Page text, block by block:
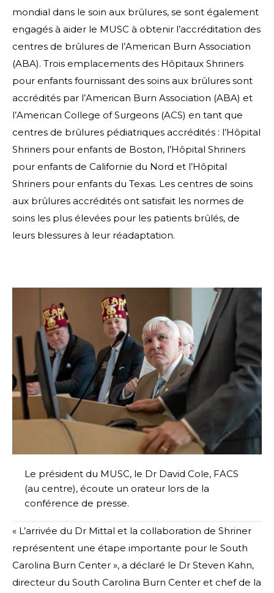
mondial dans le soin aux brûlures, se sont également
engagés à aider le MUSC à obtenir l’accréditation des
centres de brûlures de l’American Burn Association
(ABA). Trois emplacements des Hôpitaux Shriners
pour enfants fournissant des soins aux brûlures sont
accrédités par l’American Burn Association (ABA) et
l’American College of Surgeons (ACS) en tant que
centres de brûlures pédiatriques accrédités : l’Hôpital
Shriners pour enfants de Boston, l’Hôpital Shriners
pour enfants de Californie du Nord et l’Hôpital
Shriners pour enfants du Texas. Les centres de soins
aux brûlures accrédités ont satisfait les normes de
soins les plus élevées pour les patients brûlés, de
leurs blessures à leur réadaptation.
Le président du MUSC, le Dr David Cole, FACS
(au centre), écoute un orateur lors de la
conférence de presse.
« L’arrivée du Dr Mittal et la collaboration de Shriner
représentent une étape importante pour le South
Carolina Burn Center », a déclaré le Dr Steven Kahn,
directeur du South Carolina Burn Center et chef de la